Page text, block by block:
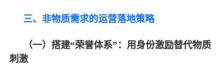
三、非物质需求的运营落地策略
（一）搭建“荣誉体系”：用身份激励替代物质
刺激